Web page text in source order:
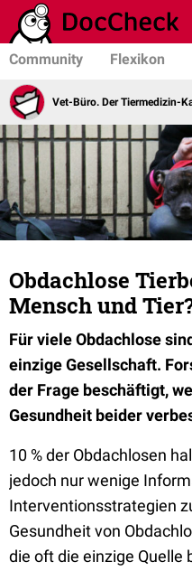
Community Flexikon
Vet-Büro. Der Tiermedizin-
Obdachlose
Mensch und
Für viele Obdachlose
einzige Gesellschaft.
der Frage beschäftigt,
Gesundheit beider
10 % der Obdachlosen
jedoch nur wenige
Interventionsstrategien
Gesundheit von
die oft die einzige Quelle